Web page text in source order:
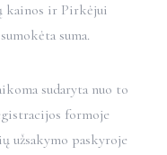
kainos ir Pirkėjui
suma.
sudaryta nuo to
formoje
užsakymo paskyroje